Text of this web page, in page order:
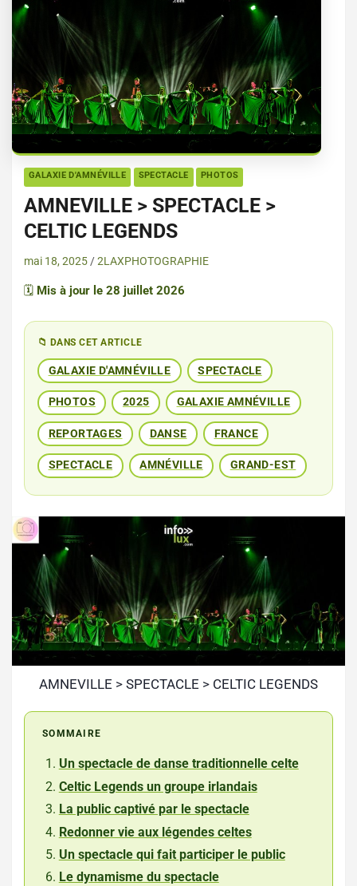
GALAXIE D'AMNÉVILLE SPECTACLE PHOTOS
AMNEVILLE > SPECTACLE >
CELTIC LEGENDS
mai 18, 2025 2LAXPHOTOGRAPHIE
🗓️ Mis à jour le 28 juillet 2026
📁 DANS CET ARTICLE
GALAXIE D'AMNÉVILLE SPECTACLE
PHOTOS 2025 GALAXIE AMNÉVILLE
REPORTAGES DANSE FRANCE
SPECTACLE AMNÉVILLE GRAND-EST
AMNEVILLE > SPECTACLE > CELTIC LEGENDS
SOMMAIRE
Un spectacle de danse traditionnelle celte
Celtic Legends un groupe irlandais
La public captivé par le spectacle
Redonner vie aux légendes celtes
Un spectacle qui fait participer le public
Le dynamisme du spectacle